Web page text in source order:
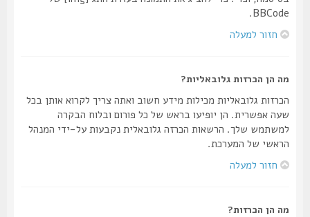
BBCode.
חזור למעלה
מה הן הכרזות גלובאליות?
הכרזות גלובאליות מכילות מידע חשוב ואתה צריך לקרוא אותן בכל
שעה אפשרית. הן יופיעו בראש של כל פורום ובלוח הבקרה
למשתמש שלך. הרשאות הכרזה גלובאלית נקבעות על-ידי המנהל
הראשי של המערכת.
חזור למעלה
מה הן הכרזות?